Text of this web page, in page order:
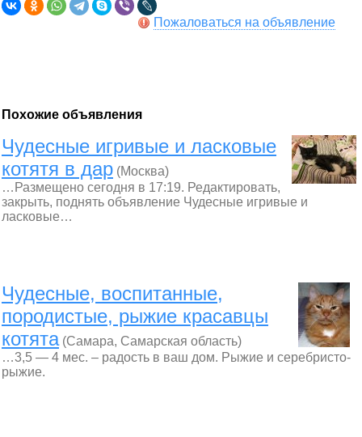
Пожаловаться на объявление
Похожие объявления
Чудесные игривые и ласковые
котятя в дар (Москва)
…Размещено сегодня в 17:19. Редактировать,
закрыть, поднять объявление Чудесные игривые и
ласковые…
Чудесные, воспитанные,
породистые, рыжие красавцы
котята(Самара, Самарская область)
…3,5 — 4 мес. – радость в ваш дом. Рыжие и серебристо-
рыжие.